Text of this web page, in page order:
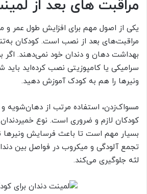
مراقبت های بعد از
یکی از اصول مهم برای افزایش طول عمر و
مراقبت‌های بعد از نصب است. کودکان
بهداشت دهان و دندان خود نمی‌دهند. اگر
سرامیکی یا کامپوزیتی نصب کرده‌اید باید
ونیرها را هم به کودک آموزش دهید.
مسواک‌زدن، استفاده مرتب از دهان‌شویه و
کودکان لازم و ضروری است. نوع
بسیار مهم است تا باعث فرسایش ونیرها
تجمع آلودگی و میکروب در فواصل بین
لثه جلوگیری می‌کند.